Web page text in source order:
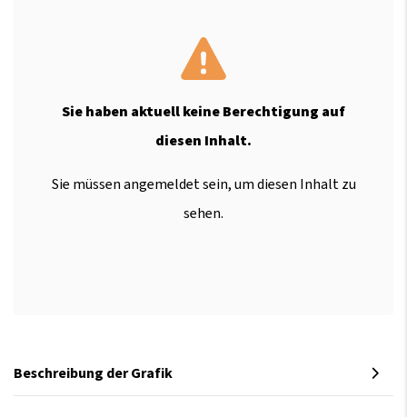
Sie haben aktuell keine Berechtigung auf
diesen Inhalt.
Sie müssen angemeldet sein, um diesen Inhalt zu
sehen.
Beschreibung der Grafik